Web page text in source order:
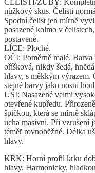
nůžkový skus. Čelisti
Spodní čelist jen mírně
posazené kolmo v
postavené.
LÍCE: Ploché.
OČI: Poměrně malé.
oříšková, nikdy šedá,
hlavy, s měkkým výrazem.
stejné barvy jako nosní
UŠI: Nasazené velmi
otevřené kupředu.
špičkou, která se mírně
ucha masivní. Při vzrušení
téměř rovnoběžné. Délka
hlavy.
KRK: Horní profil krku
hlavy. Harmonicky,